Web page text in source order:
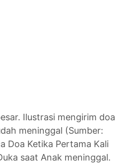
Ilustrasi mengirim doa
meninggal (Sumber:
Doa Ketika Pertama Kali
saat Anak meninggal.